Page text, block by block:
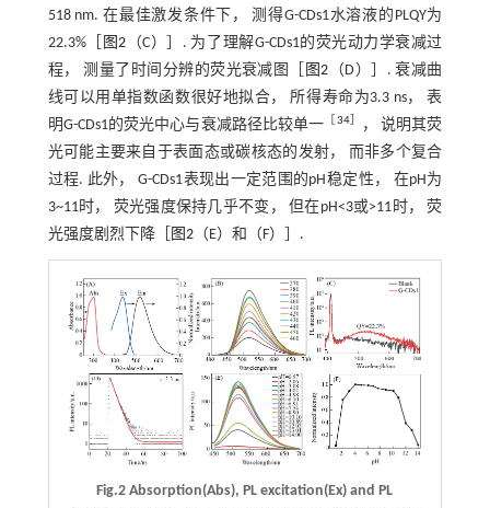
518 nm. 在最佳激发条件下， 测得G-CDs1水溶液的PLQY为
22.3%［
图2 （C）］. 为了理解G-CDs1的荧光动力学衰减过
程， 测量了时间分辨的荧光衰减图［
图2 （D）］. 衰减曲
线可以用单指数函数很好地拟合， 所得寿命为3.3 ns， 表
明G-CDs1的荧光中心与衰减路径比较单一
34］
， 说明其荧
光可能主要来自于表面态或碳核态的发射， 而非多个复合
过程. 此外， G-CDs1表现出一定范围的pH稳定性， 在pH为
3~11时， 荧光强度保持几乎不变， 但在pH<3或>11时， 荧
光强度剧烈下降［
图2（E）和（F）］.
Fig.2 Absorption(Abs), PL excitation(Ex) and PL